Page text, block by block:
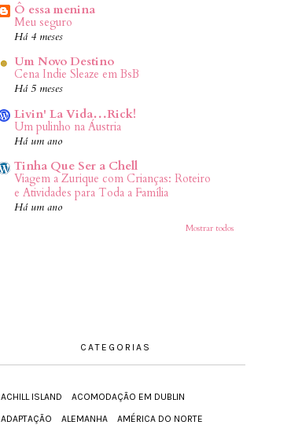
Ô essa menina
Meu seguro
Há 4 meses
Um Novo Destino
Cena Indie Sleaze em BsB
Há 5 meses
Livin' La Vida…Rick!
Um pulinho na Áustria
Há um ano
Tinha Que Ser a Chell
Viagem a Zurique com Crianças: Roteiro
e Atividades para Toda a Família
Há um ano
Mostrar todos
CATEGORIAS
ACHILL ISLAND
ACOMODAÇÃO EM DUBLIN
ADAPTAÇÃO
ALEMANHA
AMÉRICA DO NORTE